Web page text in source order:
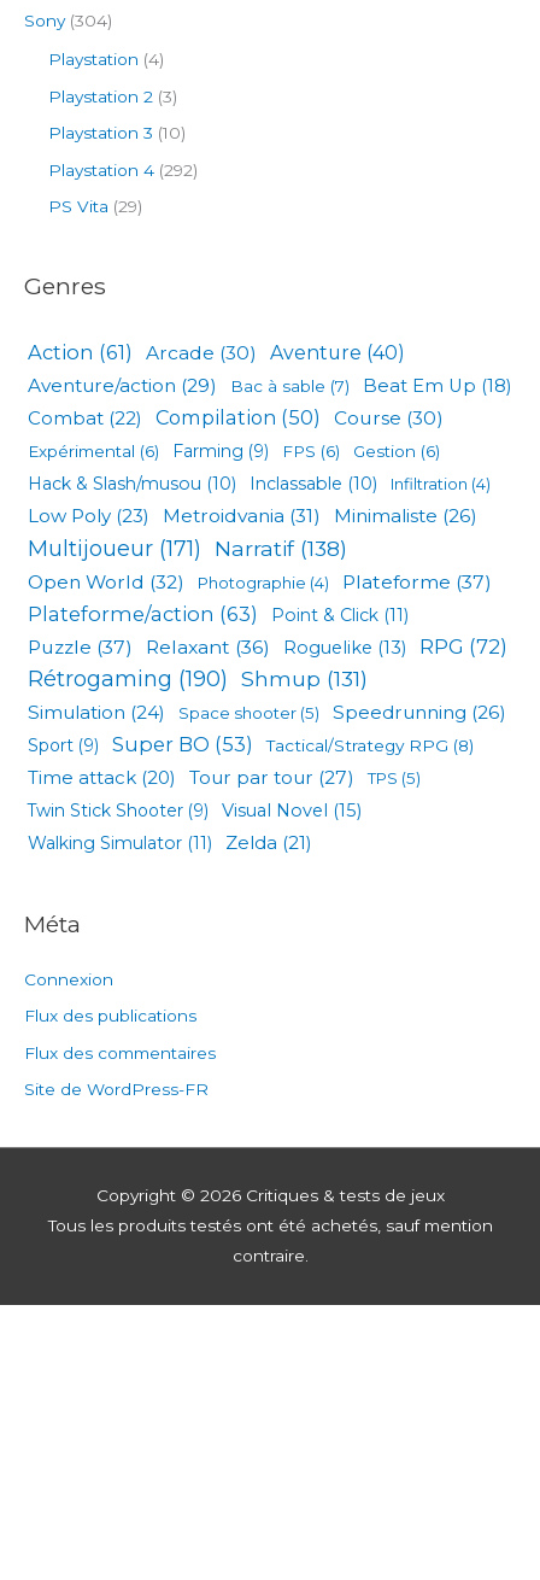
Sony(304)
Playstation (4)
Playstation 2 (3)
Playstation 3 (10)
Playstation 4 (292)
PS Vita (29)
Genres
Action (61) Arcade (30) Aventure (40)
Aventure/action (29) Bac à sable (7) Beat Em Up (18)
Combat (22) Compilation (50) Course (30)
Expérimental (6) Farming (9) FPS (6) Gestion (6)
Hack & Slash/musou (10) Inclassable (10) Infiltration (4)
Low Poly (23) Metroidvania (31) Minimaliste (26)
Multijoueur (171) Narratif(138)
Open World (32) Photographie (4) Plateforme (37)
Plateforme/action (63) Point & Click (11)
Puzzle (37) Relaxant (36) Roguelike (13) RPG (72)
Rétrogaming (190) Shmup (131)
Simulation (24) Space shooter (5) Speedrunning (26)
Sport (9) Super BO (53) Tactical/Strategy RPG (8)
Time attack (20) Tour par tour (27) TPS (5)
Twin Stick Shooter (9) Visual Novel (15)
Walking Simulator (11) Zelda (21)
Méta
Connexion
Flux des publications
Flux des commentaires
Site de WordPress-FR
Copyright © 2026 Critiques & tests de jeux
Tous les produits testés ont été achetés, sauf mention
contraire.